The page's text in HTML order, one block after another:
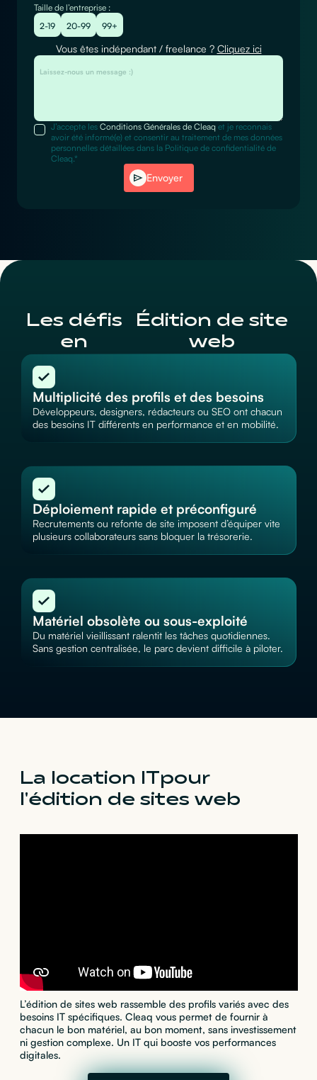
Taille de l’entreprise :
2-19
20-99 99+
Vous êtes indépendant / freelance ? Cliquez ici
J’accepte les Conditions Générales de Cleaq et je reconnais
avoir été informé(e) et consentir au traitement de mes données
personnelles détaillées dans la Politique de confidentialité de
Cleaq.*
Envoyer
Les défis
en
Édition de site
web
Multiplicité des profils et des besoins
Développeurs, designers, rédacteurs ou SEO ont chacun
des besoins IT différents en performance et en mobilité.
Déploiement rapide et préconfiguré
Recrutements ou refonte de site imposent d’équiper vite
plusieurs collaborateurs sans bloquer la trésorerie.
Matériel obsolète ou sous-exploité
Du matériel vieillissant ralentit les tâches quotidiennes.
Sans gestion centralisée, le parc devient difficile à piloter.
La location IT pour
l'édition de sites web
L’édition de sites web rassemble des profils variés avec des
besoins IT spécifiques. Cleaq vous permet de fournir à
chacun le bon matériel, au bon moment, sans investissement
ni gestion complexe. Un IT qui booste vos performances
digitales.